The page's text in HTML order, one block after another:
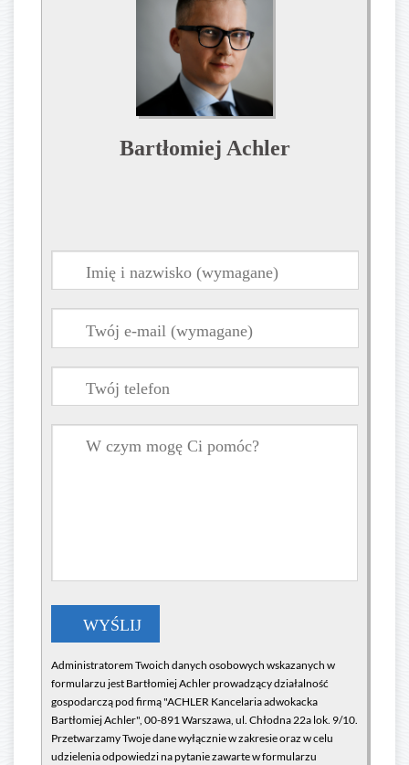
Bartłomiej Achler
Administratorem Twoich danych osobowych wskazanych w
formularzu jest Bartłomiej Achler prowadzący działalność
gospodarczą pod firmą "ACHLER Kancelaria adwokacka
Bartłomiej Achler", 00-891 Warszawa, ul. Chłodna 22a lok. 9/10.
Przetwarzamy Twoje dane wyłącznie w zakresie oraz w celu
udzielenia odpowiedzi na pytanie zawarte w formularzu